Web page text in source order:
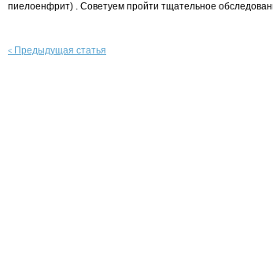
пиелоенфрит) . Советуем пройти тщательное
< Предыдущая статья